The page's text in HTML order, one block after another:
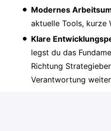
Modernes
aktuelle Tools, kurze
Klare
legst du das
Richtung
Verantwortung